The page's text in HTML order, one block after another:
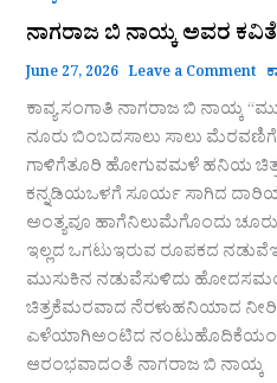
ನಾಗರಾಜ ಬಿ ನಾಯ್ಕ ಅವರ
June 27, 2026 Leave a Comment
ಕಾವ್ಯ ಸಂಗಾತಿ ನಾಗರಾಜ ಬಿ ನಾಯ್ಕ
ನೂರು ಬಿಂಬದಸಾಲು ಸಾಲು
ಗಾಳಿಗೆತೂರಿ ಹೋಗುವಮಳೆ ಹನಿಯ
ಕನ್ನಡಿಯಒಳಗೆ ಸೂರ್ಯ ಸಾಗಿದ
ಅಂತ್ಯವೂ ಹಾಗೆನಿಲುಮೆಗೊಂದು
ಇಲ್ಲದ ಒಗಟುಇರುವ ರೂಪಕದ
ಮುಸುಕಿನ ನಡುವೆಸುಳಿದು
ಚಿತ್ರಕೆಮರವಾದ ನೆರಳುಹನಿಯಾದ
ಎಳೆಯಾಗಿಅಂಟಿದ
ಆರಂಭವಾದಂತೆ ನಾಗರಾಜ ಬಿ ನಾಯ್ಕ